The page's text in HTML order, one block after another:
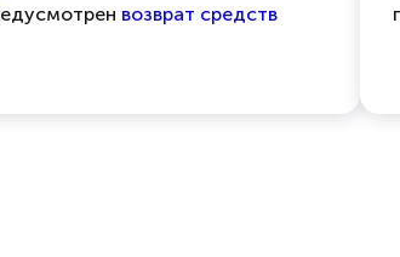
возврат средств